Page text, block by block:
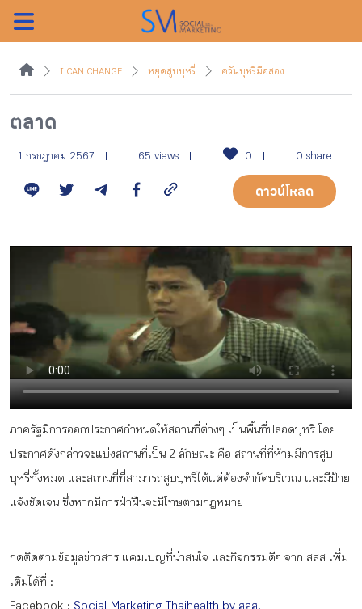
ค้นหา
หน้าแรกแคมเปญ
บทความแคมเปญ
สื่อของแคมเปญ
กิจกรรม
หัวข้อที่เราแนะนำ
I CAN CHANGE หยุดสูบบุหรี่ ควันบุหรี่มือสอง
ตลาด
1 กรกฎาคม 2567 65 views 0 0 share
ดาวน์โหลด
ภาครัฐมีการออกประกาศกำหนดให้สถานที่ต่างๆ เป็นพื้นที่ปลอดบุหรี่ โดย
ประกาศดังกล่าวจะแบ่งสถานที่เป็น 2 ลักษณะ คือ สถานที่ที่ห้ามมีการสูบ
บุหรี่ทั้งหมด และสถานที่ที่สามารถสูบบุหรี่ได้แต่ต้องจำกัดบริเวณ และมีป้าย
แจ้งชัดเจน ซึ่งหากมีการฝ่าฝืนจะมีโทษตามกฎหมาย
กดติดตามข้อมูลข่าวสาร แคมเปญที่น่าสนใจ และกิจกรรมดีๆ จาก สสส เพิ่ม
เติมได้ที่ :
Facebook : Social Marketing Thaihealth by สสส.